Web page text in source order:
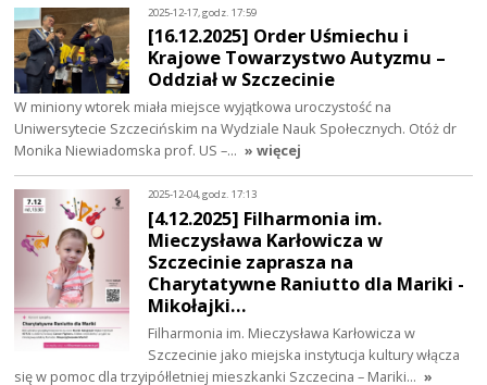
2025-12-17, godz. 17:59
[16.12.2025] Order Uśmiechu i
Krajowe Towarzystwo Autyzmu –
Oddział w Szczecinie
W miniony wtorek miała miejsce wyjątkowa uroczystość na
Uniwersytecie Szczecińskim na Wydziale Nauk Społecznych. Otóż dr
Monika Niewiadomska prof. US –… » więcej
2025-12-04, godz. 17:13
[4.12.2025] Filharmonia im.
Mieczysława Karłowicza w
Szczecinie zaprasza na
Charytatywne Raniutto dla Mariki -
Mikołajki…
Filharmonia im. Mieczysława Karłowicza w
Szczecinie jako miejska instytucja kultury włącza
się w pomoc dla trzyipółletniej mieszkanki Szczecina – Mariki… »